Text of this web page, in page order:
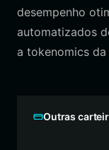
desempenho
automatizados
a tokenomics da
Outras